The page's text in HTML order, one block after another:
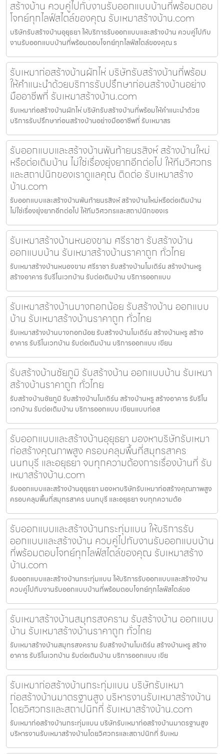
สร้างบ้าน ควบคู่ไปกับงานรับออกแบบบ้านที่พร้อมตอบ
โจทย์ทุกไลฟ์สไตล์ของคุณ รับเหมาสร้างบ้าน.com
บริษัทรับสร้างบ้านอุยุธยา ให้บริการรับออกแบบและสร้างบ้าน ควบคู่ไปกับ
งานรับออกแบบบ้านที่พร้อมตอบโจทย์ทุกไลฟ์สไตล์ของคุณ ร
รับเหมาก่อสร้างบ้านผักไห่ บริษัทรับสร้างบ้านที่พร้อม
ให้คำแนะนำด้วยบริการรับปรึกษาก่อนสร้างบ้านอย่าง
มืออาชีพที่ รับเหมาสร้างบ้าน.com
รับเหมาก่อสร้างบ้านผักไห่ บริษัทรับสร้างบ้านที่พร้อมให้คำแนะนำด้วย
บริการรับปรึกษาก่อนสร้างบ้านอย่างมืออาชีพที่ รับเหมาสร
รับออกแบบและสร้างบ้านพันท้ายนรสิงห์ สร้างบ้านใหม่
หรือต่อเติมบ้าน ไม่ใช่เรื่องยุ่งยากอีกต่อไป ให้ทีมวิศวกร
และสถาปนิกของเราดูแลคุณ ติดต่อ รับเหมาสร้าง
บ้าน.com
รับออกแบบและสร้างบ้านพันท้ายนรสิงห์ สร้างบ้านใหม่หรือต่อเติมบ้าน
ไม่ใช่เรื่องยุ่งยากอีกต่อไป ให้ทีมวิศวกรและสถาปนิกของเร
รับเหมาสร้างบ้านหนองขาม ศรีราชา รับสร้างบ้าน
ออกแบบบ้าน รับเหมาสร้างบ้านราคาถูก ทั่วไทย
รับเหมาสร้างบ้านหนองขาม ศรีราชา รับสร้างบ้านโมเดิร์น สร้างบ้านหรู
สร้างอาคาร รับรีโนเวทบ้าน รับต่อเติมบ้าน บริการออกแบบ
รับเหมาสร้างบ้านบางกอกน้อย รับสร้างบ้าน ออกแบบ
บ้าน รับเหมาสร้างบ้านราคาถูก ทั่วไทย
รับเหมาสร้างบ้านบางกอกน้อย รับสร้างบ้านโมเดิร์น สร้างบ้านหรู สร้าง
อาคาร รับรีโนเวทบ้าน รับต่อเติมบ้าน บริการออกแบบ เขียน
รับสร้างบ้านชัยภูมิ รับสร้างบ้าน ออกแบบบ้าน รับเหมา
สร้างบ้านราคาถูก ทั่วไทย
รับสร้างบ้านชัยภูมิ รับสร้างบ้านโมเดิร์น สร้างบ้านหรู สร้างอาคาร รับรีโน
เวทบ้าน รับต่อเติมบ้าน บริการออกแบบ เขียนแบบก่อส
รับออกแบบและสร้างบ้านอุยุธยา มองหาบริษัทรับเหมา
ก่อสร้างคุณภาพสูง ครอบคลุมพื้นที่สมุทรสาคร
นนทบุรี และอยุธยา จบทุกความต้องการเรื่องบ้านที่ รับ
เหมาสร้างบ้าน.com
รับออกแบบและสร้างบ้านอุยุธยา มองหาบริษัทรับเหมาก่อสร้างคุณภาพสูง
ครอบคลุมพื้นที่สมุทรสาคร นนทบุรี และอยุธยา จบทุกความต้อ
รับออกแบบและสร้างบ้านกระทุ่มแบน ให้บริการรับ
ออกแบบและสร้างบ้าน ควบคู่ไปกับงานรับออกแบบบ้าน
ที่พร้อมตอบโจทย์ทุกไลฟ์สไตล์ของคุณ รับเหมาสร้าง
บ้าน.com
รับออกแบบและสร้างบ้านกระทุ่มแบน ให้บริการรับออกแบบและสร้างบ้าน
ควบคู่ไปกับงานรับออกแบบบ้านที่พร้อมตอบโจทย์ทุกไลฟ์สไตล์ขอ
รับเหมาสร้างบ้านสมุทรสงคราม รับสร้างบ้าน ออกแบบ
บ้าน รับเหมาสร้างบ้านราคาถูก ทั่วไทย
รับเหมาสร้างบ้านสมุทรสงคราม รับสร้างบ้านโมเดิร์น สร้างบ้านหรู สร้าง
อาคาร รับรีโนเวทบ้าน รับต่อเติมบ้าน บริการออกแบบ เขีย
รับเหมาก่อสร้างบ้านกระทุ่มแบน บริษัทรับเหมา
ก่อสร้างบ้านมาตรฐานสูง บริหารงานรับเหมาสร้างบ้าน
โดยวิศวกรและสถาปนิกที่ รับเหมาสร้างบ้าน.com
รับเหมาก่อสร้างบ้านกระทุ่มแบน บริษัทรับเหมาก่อสร้างบ้านมาตรฐานสูง
บริหารงานรับเหมาสร้างบ้านโดยวิศวกรและสถาปนิกที่ รับเหม